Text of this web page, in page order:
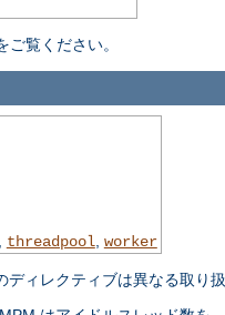
覧ください。
threadpool, worker
ィレクティブは異なる取り扱